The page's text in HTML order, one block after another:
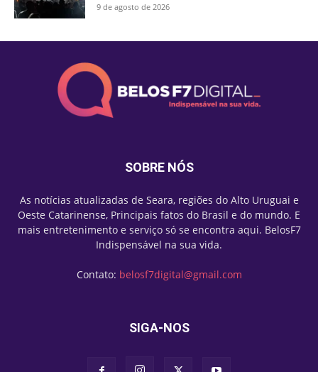
9 de agosto de 2026
SOBRE NÓS
As notícias atualizadas de Seara, regiões do Alto Uruguai e
Oeste Catarinense, Principais fatos do Brasil e do mundo. E
mais entretenimento e serviço só se encontra aqui. BelosF7
Indispensável na sua vida.
Contato: belosf7digital@gmail.com
SIGA-NOS